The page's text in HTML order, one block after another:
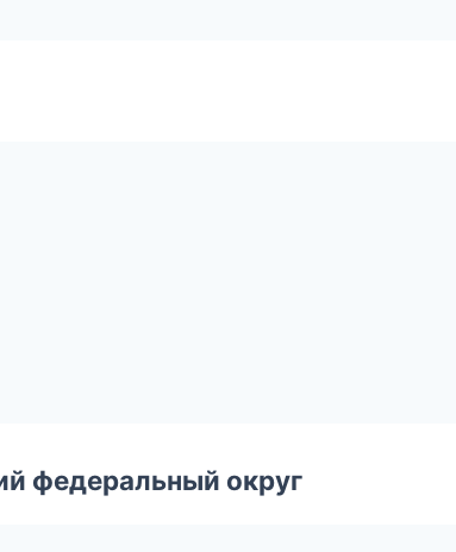
федеральный округ